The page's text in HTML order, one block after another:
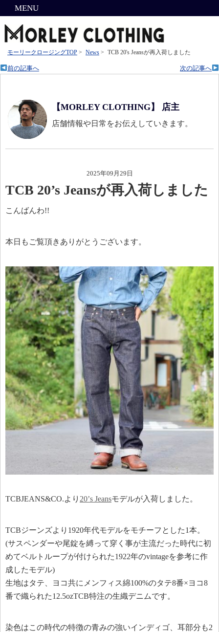
MENU
モーリークロージングTOP > News > TCB 20's Jeansが再入荷しました
次の記事へ
前の記事へ
【MORLEY CLOTHING】 店主
店舗情報や日常をお伝えしていきます。
2025年09月29日
TCB 20’s Jeansが再入荷しました
こんばんわ!!
本日もご覧頂きありがとうございます。
TCBJEANS&CO.より 20’s Jeansモデルが入荷しました。
TCBジーンズより1920年代モデルをモチーフとした1本。
(サスペンダーや尾錠を縛って穿く事が主流だった時代に初
めてベルトループが付けられた1922年のvintageを参考に作
成したモデル)
生地はタテ、ヨコ共にメンフィス綿100%のタテ8番×ヨコ8
番で織られた12.5ozTCB特注の生織デニムです。
染色はこの時代の特徴の青みの強いインディゴ、耳部分も2